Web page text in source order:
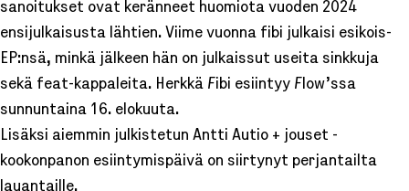
sanoitukset ovat keränneet huomiota vuoden 2024
ensijulkaisusta lähtien. Viime vuonna fibi julkaisi esikois-
EP:nsä, minkä jälkeen hän on julkaissut useita sinkkuja
sekä feat-kappaleita. Herkkä Fibi esiintyy Flow’ssa
sunnuntaina 16. elokuuta.
Lisäksi aiemmin julkistetun Antti Autio + jouset -
kookonpanon esiintymispäivä on siirtynyt perjantailta
lauantaille.